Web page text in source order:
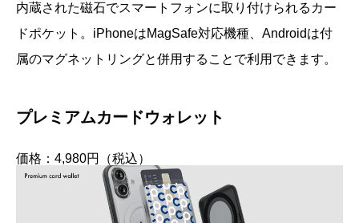
内蔵された磁石でスマートフォンに取り付けられるカー
ドポケット。iPhoneはMagSafe対応機種、Androidは付
属のマグネットリングと併用することで利用できます。
プレミアムカードウォレット
価格：4,980円（税込）